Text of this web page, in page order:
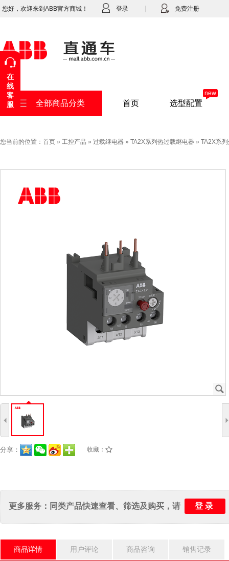
您好，欢迎来到ABB官方商城！ 登录 免费注册
全部商品分类 首页 选型配置
new
您当前的位置： 首页 » 工控产品 » 过载继电器 » TA2X系列热过载继电器 » TA2X系
J
4
分享： 收藏： /
更多服务：同类产品快速查看、筛选及购买，请 登录
商品详情 用户评论 商品咨询 销售记录
在
线
客
服